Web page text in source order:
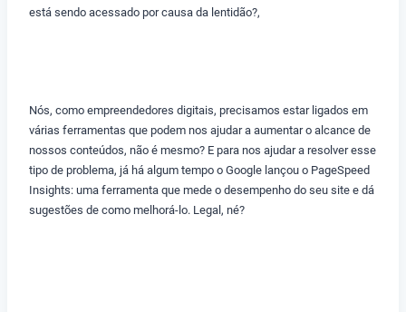
está sendo acessado por causa da lentidão?,
Nós, como empreendedores digitais, precisamos estar ligados em
várias ferramentas que podem nos ajudar a aumentar o alcance de
nossos conteúdos, não é mesmo? E para nos ajudar a resolver esse
tipo de problema, já há algum tempo o Google lançou o PageSpeed
Insights: uma ferramenta que mede o desempenho do seu site e dá
sugestões de como melhorá-lo. Legal, né?